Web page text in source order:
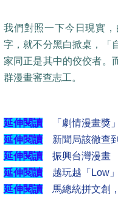
我們對照一下今日現實
字，就不分黑白掀桌，「
家同正是其中的佼佼者。
群漫畫審查志工。
延伸閱讀
「劇情漫畫
延伸閱讀
新聞局該徹查
延伸閱讀
振興台灣漫畫
延伸閱讀
越玩越「Low
延伸閱讀
馬總統拼文創